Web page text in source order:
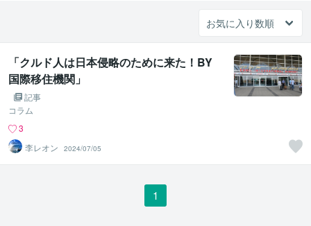
「クルド人は日本侵略のために来た！BY
国際移住機関」
記事
コラム
3
李レオン
2024/07/05
1